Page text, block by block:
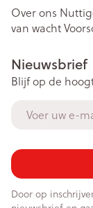
Over ons
van wacht
Nieuwsbrief
Blijf op de
Door op